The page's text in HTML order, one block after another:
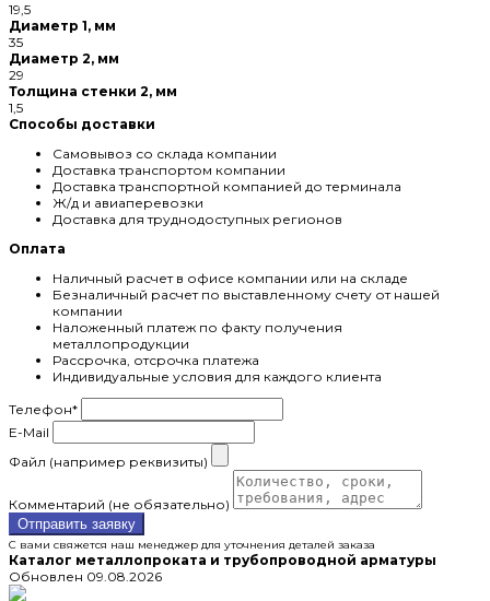
19,5
Диаметр 1, мм
35
Диаметр 2, мм
29
Толщина стенки 2, мм
1,5
Способы доставки
Самовывоз со склада компании
Доставка транспортом компании
Доставка транспортной компанией до терминала
Ж/д и авиаперевозки
Доставка для труднодоступных регионов
Оплата
Наличный расчет в офисе компании или на складе
Безналичный расчет по выставленному счету от нашей
компании
Наложенный платеж по факту получения
металлопродукции
Рассрочка, отсрочка платежа
Индивидуальные условия для каждого клиента
Телефон*
E-Mail
Файл (например реквизиты)
Комментарий (не обязательно)
Отправить заявку
С вами свяжется наш менеджер для уточнения деталей заказа
Каталог металлопроката и трубопроводной арматуры
Обновлен 09.08.2026